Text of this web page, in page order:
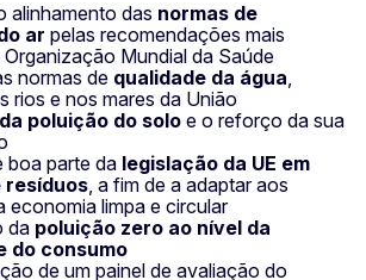
alinhamento das normas de
ar pelas recomendações mais
Mundial da Saúde
normas de qualidade da água,
rios e nos mares da União
poluição do solo e o reforço da sua
boa parte da legislação da UE em
resíduos, a fim de a adaptar aos
economia limpa e circular
da poluição zero ao nível da
do consumo
de um painel de avaliação do